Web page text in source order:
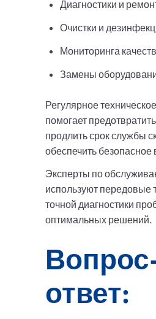
Диагностики и
Очистки и
Мониторинга
Замены
Регулярное
помогает
продлить срок службы
обеспечить
Эксперты по
используют передовые
точной диагностики
оптимальных решений.
ответ: